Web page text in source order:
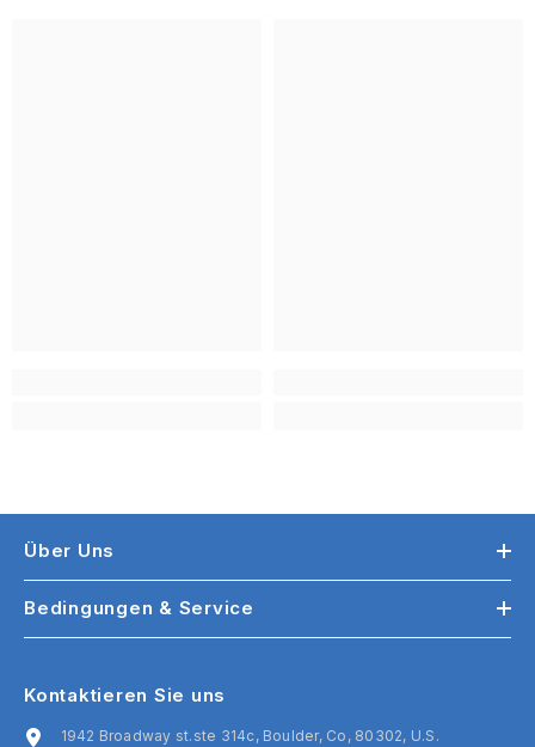
Über Uns
Bedingungen & Service
Kontaktieren Sie uns
1942 Broadway st.ste 314c, Boulder, Co, 80302, U.S.